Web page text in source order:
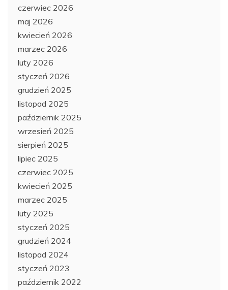
czerwiec 2026
maj 2026
kwiecień 2026
marzec 2026
luty 2026
styczeń 2026
grudzień 2025
listopad 2025
październik 2025
wrzesień 2025
sierpień 2025
lipiec 2025
czerwiec 2025
kwiecień 2025
marzec 2025
luty 2025
styczeń 2025
grudzień 2024
listopad 2024
styczeń 2023
październik 2022